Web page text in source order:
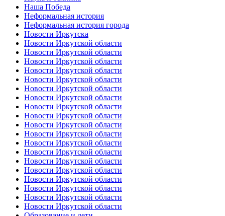
Наша Победа
Неформальная история
Неформальная история города
Новости Иркутска
Новости Иркутской области
Новости Иркутской области
Новости Иркутской области
Новости Иркутской области
Новости Иркутской области
Новости Иркутской области
Новости Иркутской области
Новости Иркутской области
Новости Иркутской области
Новости Иркутской области
Новости Иркутской области
Новости Иркутской области
Новости Иркутской области
Новости Иркутской области
Новости Иркутской области
Новости Иркутской области
Новости Иркутской области
Новости Иркутской области
Новости Иркутской области